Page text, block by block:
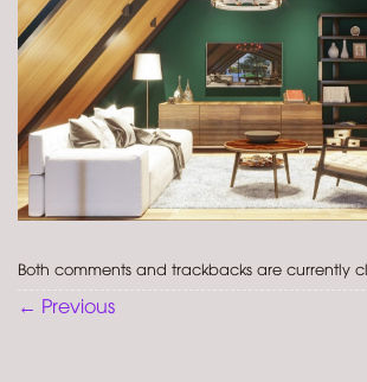
Both comments and trackbacks are currently
← Previous